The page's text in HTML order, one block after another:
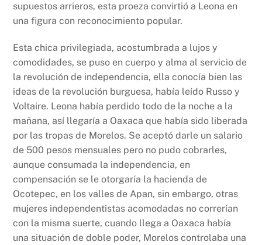
supuestos arrieros, esta proeza convirtió a Leona en
una figura con reconocimiento popular.
Esta chica privilegiada, acostumbrada a lujos y
comodidades, se puso en cuerpo y alma al servicio de
la revolución de independencia, ella conocía bien las
ideas de la revolución burguesa, había leído Russo y
Voltaire. Leona había perdido todo de la noche a la
mañana, así llegaría a Oaxaca que había sido liberada
por las tropas de Morelos. Se aceptó darle un salario
de 500 pesos mensuales pero no pudo cobrarles,
aunque consumada la independencia, en
compensación se le otorgaría la hacienda de
Ocotepec, en los valles de Apan, sin embargo, otras
mujeres independentistas acomodadas no correrían
con la misma suerte, cuando llega a Oaxaca había
una situación de doble poder, Morelos controlaba una